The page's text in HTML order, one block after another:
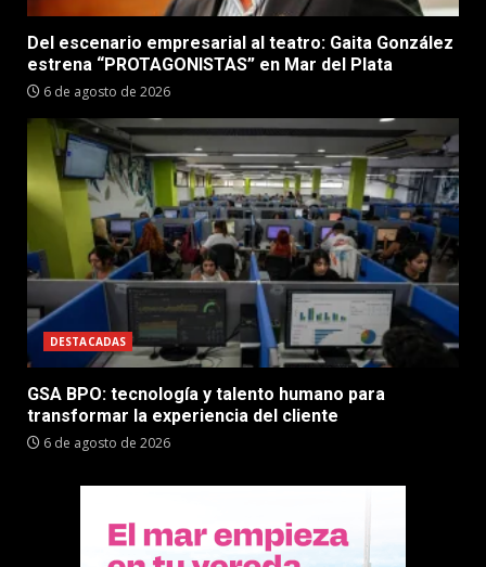
Del escenario empresarial al teatro: Gaita González
estrena “PROTAGONISTAS” en Mar del Plata
6 de agosto de 2026
DESTACADAS
GSA BPO: tecnología y talento humano para
transformar la experiencia del cliente
6 de agosto de 2026